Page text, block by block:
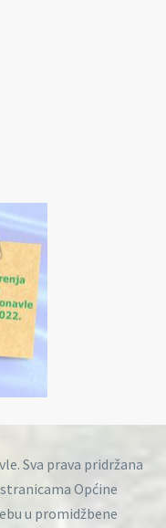
Sva prava pridržana
Općine
u promidžbene